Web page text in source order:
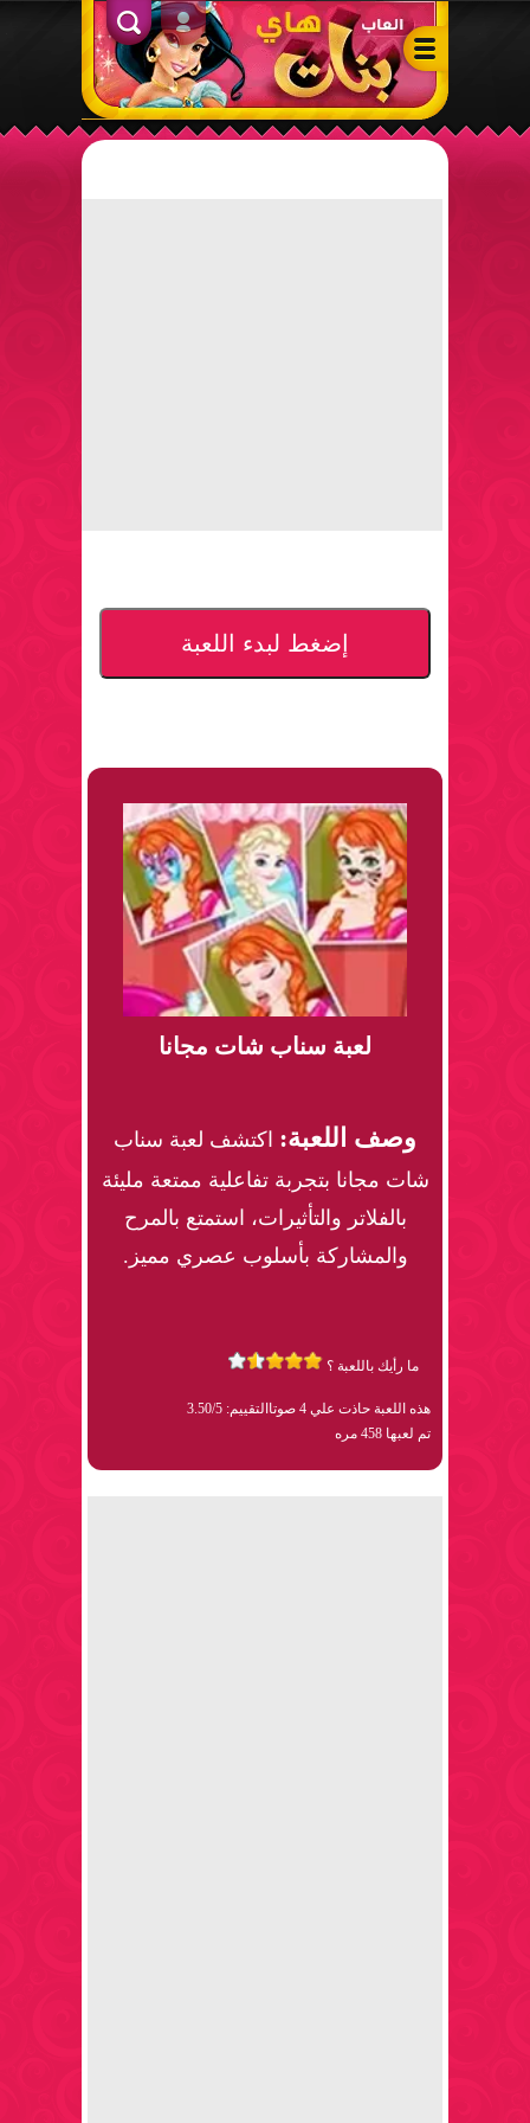
ألعاب بنات هاي – أفضل ألعاب تلبيس، مكياج، طبخ وأنشطة ممتعة
الدخول
إضغط لبدء اللعبة
لعبة سناب شات مجانا
وصف اللعبة: اكتشف لعبة سناب
شات مجانا بتجربة تفاعلية ممتعة مليئة
بالفلاتر والتأثيرات، استمتع بالمرح
والمشاركة بأسلوب عصري مميز.
ما رأيك باللعبة ؟
هذه اللعبة حاذت علي 4 صوتا
التقييم: 3.50/5
تم لعبها 458 مره